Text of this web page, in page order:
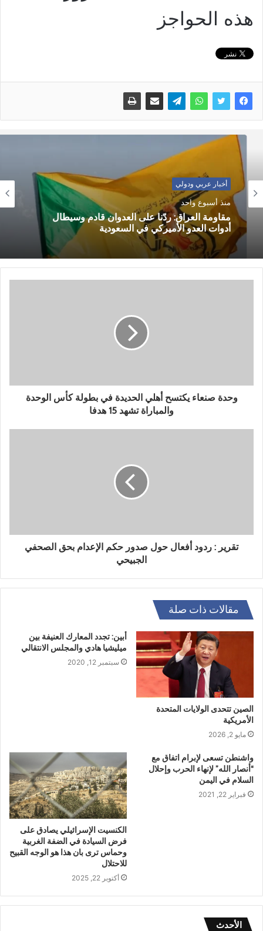
هذه الحواجز
أخبار عربي ودولي
منذ أسبوع واحد
مقاومة العراق: ردّنا على العدوان قادم وسيطال
أدوات العدو الأميركي في السعودية
أخبار عربي ودولي
منذ أسبوع واحد
وحدة صنعاء يكتسح أهلي الحديدة في بطولة كأس الوحدة
والمباراة تشهد 15 هدفا
تقرير : ردود أفعال حول صدور حكم الإعدام بحق الصحفي
الجبيحي
مقالات ذات صلة
الصين تتحدى الولايات المتحدة
الأمريكية
مايو 2, 2026
أبين: تجدد المعارك العنيفة بين
ميليشيا هادي والمجلس الانتقالي
سبتمبر 12, 2020
واشنطن تسعى لإبرام اتفاق مع
“أنصار الله” لإنهاء الحرب وإحلال
السلام في اليمن
فبراير 22, 2021
الكنسيت الإسرائيلي يصادق على
فرض السيادة في الضفة الغربية
وحماس ترى بان هذا هو الوجه القبيح
للاحتلال
أكتوبر 22, 2025
الأحدث